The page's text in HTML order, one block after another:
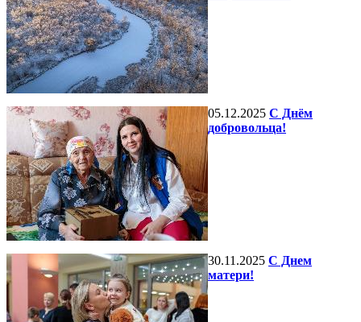
05.12.2025 С Днём
добровольца!
30.11.2025 С Днем
матери!